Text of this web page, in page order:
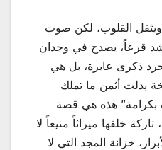
ويثقل القلوب، لكن صوت
قرعاً، يصدح في وجدان
ذكرى عابرة، بل هي
بذلت أثمن ما تملك
بكرامة” هذه هي قصة
خلفها ميراثاً منيعاً لا
خزانة المجد التي لا